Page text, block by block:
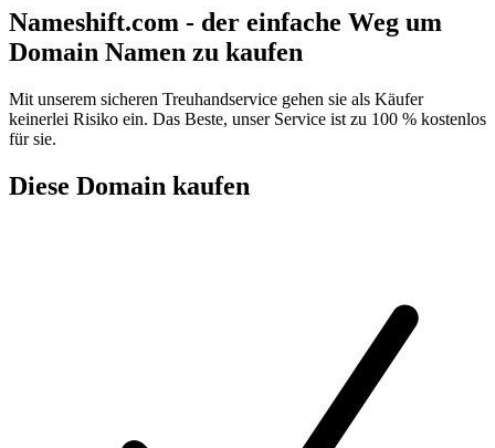
Nameshift.com - der einfache Weg um
Domain Namen zu kaufen
Mit unserem sicheren Treuhandservice gehen sie als Käufer
keinerlei Risiko ein. Das Beste, unser Service ist zu 100 % kostenlos
für sie.
Diese Domain kaufen